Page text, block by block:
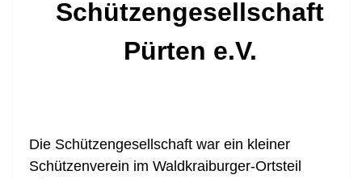
Schützengesellschaft
Pürten e.V.
Die Schützengesellschaft war ein kleiner
Schützenverein im Waldkraiburger-Ortsteil